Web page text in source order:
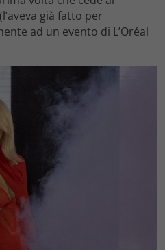
(l’aveva già fatto per
ad un evento di L’Oréal